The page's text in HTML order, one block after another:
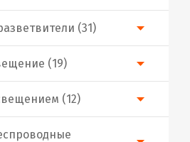
(19)
(31)
(12)